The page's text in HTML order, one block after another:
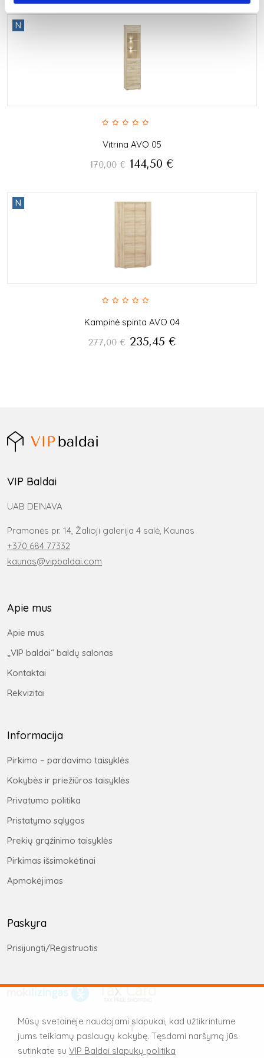
N
Vitrina AVO 05
170,00 € 144,50 €
N
Kampinė spinta AVO 04
277,00 € 235,45 €
VIP Baldai
UAB DEINAVA
Pramonės pr. 14, Žalioji galerija 4 salė, Kaunas
+370 684 77332
kaunas@vipbaldai.com
Apie mus
Apie mus
„VIP baldai“ baldų salonas
Kontaktai
Rekvizitai
Informacija
Pirkimo – pardavimo taisyklės
Kokybės ir priežiūros taisyklės
Privatumo politika
Pristatymo sąlygos
Prekių grąžinimo taisyklės
Pirkimas išsimokėtinai
Apmokėjimas
Paskyra
Prisijungti/Registruotis
Mūsų svetainėje naudojami slapukai, kad užtikrintume
jums teikiamų paslaugų kokybę. Tęsdami naršymą jūs
sutinkate su VIP Baldai slapukų politika